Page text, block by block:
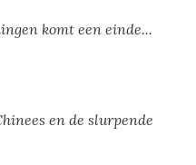
komt een einde...
en de slurpende